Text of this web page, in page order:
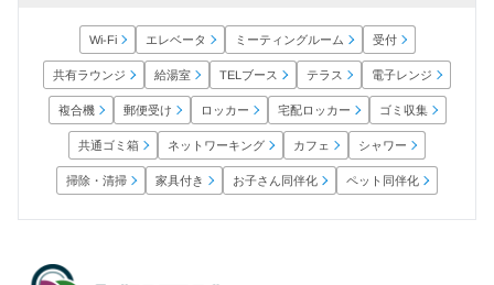
Wi-Fi エレベータ ミーティングルーム 受付
共有ラウンジ 給湯室 TELブース テラス 電子レンジ
複合機 郵便受け ロッカー 宅配ロッカー ゴミ収集
共通ゴミ箱 ネットワーキング カフェ シャワー
掃除・清掃 家具付き お子さん同伴化 ペット同伴化